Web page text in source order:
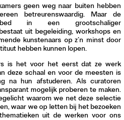
geen weg naar buiten hebben
betreurenswaardig. Maar de
in een grootschaliger
uit begeleiding, workshops en
kunstenaars op z’n minst door
hebben kunnen lopen.
is het voor het eerst dat ze werk
deze schaal en voor de meesten is
na hun afstuderen. Als curatoren
mogelijk proberen te maken.
waarom we net deze selectie
waar we op letten bij het bezoeken
uit de werken voor ons